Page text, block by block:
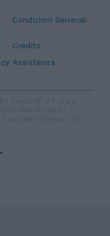
Condizioni Generali
Credits
Assistenza